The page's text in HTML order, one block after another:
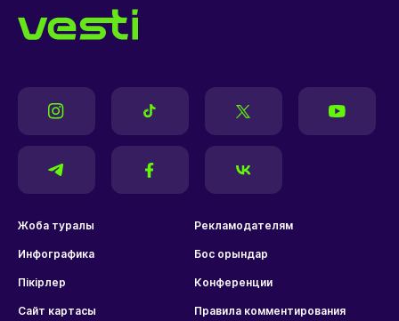
Жоба туралы Рекламодателям
Инфографика Бос орындар
Пікірлер Конференции
Сайт картасы Правила комментирования